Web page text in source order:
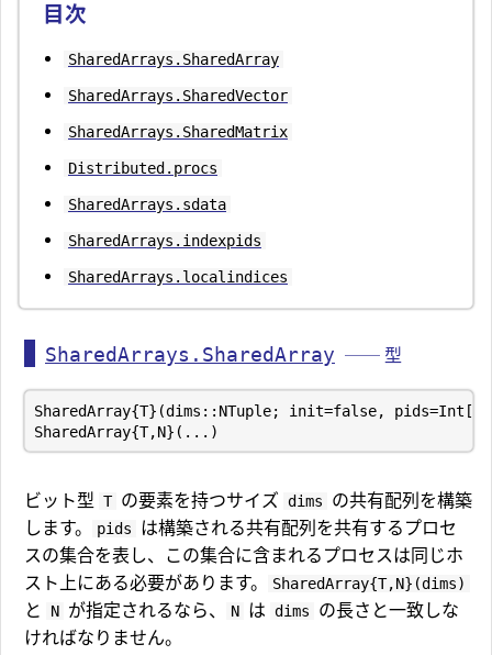
目次
SharedArrays.SharedArray
SharedArrays.SharedVector
SharedArrays.SharedMatrix
Distributed.procs
SharedArrays.sdata
SharedArrays.indexpids
SharedArrays.localindices
SharedArrays.SharedArray ── 型
ビット型 T の要素を持つサイズ dims
の共有配列を構築
します。
pids
は構築される共有配列を共有するプロセ
スの集合を表し、この集合に含まれるプロセスは同じホ
スト上にある必要があります。
SharedArray{T,N}(dims)
と N が指定されるなら、 N は dims
の長さと一致しな
ければなりません。